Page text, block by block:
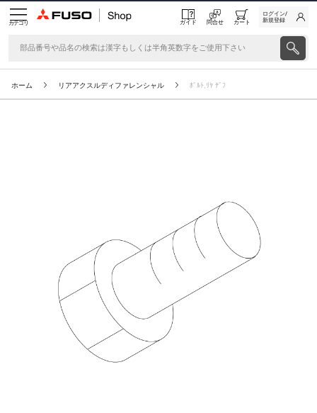
カテゴリ ガイド 問合せ カート
ログイン/
新規登録
ホーム リアアクスルディファレンシャル ﾎﾞﾙﾄ,ﾘﾔ ﾃﾞﾌ